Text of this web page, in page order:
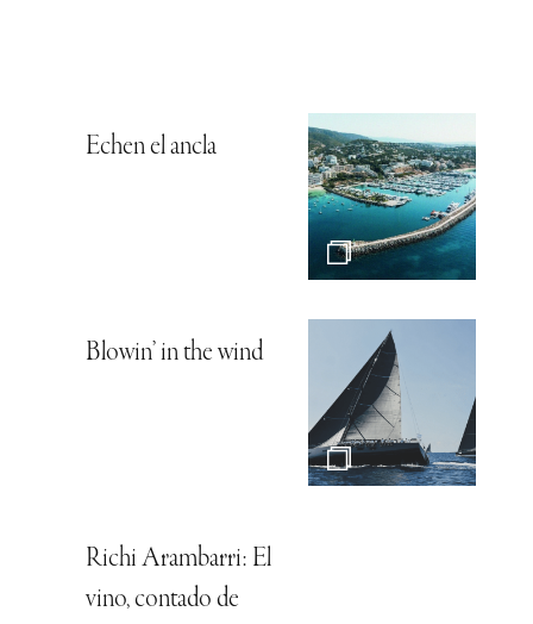
Echen el ancla
Blowin’ in the wind
Richi Arambarri: El
vino, contado de